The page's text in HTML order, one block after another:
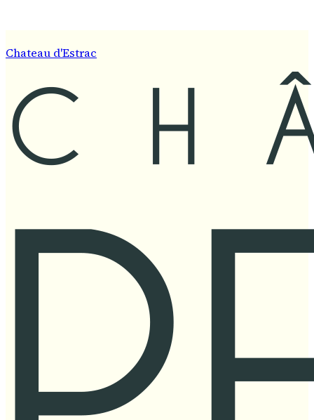
Chateau d'Estrac